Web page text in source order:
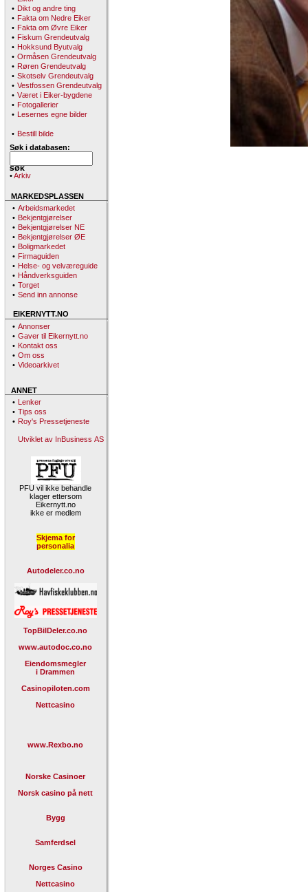
• Dikt og andre ting
• Fakta om Nedre Eiker
• Fakta om Øvre Eiker
• Fiskum Grendeutvalg
• Hokksund Byutvalg
• Ormåsen Grendeutvalg
• Røren Grendeutvalg
• Skotselv Grendeutvalg
• Vestfossen Grendeutvalg
• Været i Eiker-bygdene
• Fotogallerier
• Lesernes egne bilder
• Bestill bilde
Søk i databasen:
•Arkiv
MARKEDSPLASSEN
• Arbeidsmarkedet
• Bekjentgjørelser
• Bekjentgjørelser NE
• Bekjentgjørelser ØE
• Boligmarkedet
• Firmaguiden
• Helse- og velværeguide
• Håndverksguiden
• Torget
• Send inn annonse
EIKERNYTT.NO
• Annonser
• Gaver til Eikernytt.no
• Kontakt oss
• Om oss
• Videoarkivet
ANNET
• Lenker
• Tips oss
• Roy's Pressetjeneste
Utviklet av InBusiness AS
PFU vil ikke behandle
klager ettersom
Eikernytt.no
ikke er medlem
Skjema for
personalia
Autodeler.co.no
TopBilDeler.co.no
www.autodoc.co.no
Eiendomsmegler
i Drammen
Casinopiloten.com
Nettcasino
www.Rexbo.no
Norske Casinoer
Norsk casino på nett
Bygg
Samferdsel
Norges Casino
Nettcasino